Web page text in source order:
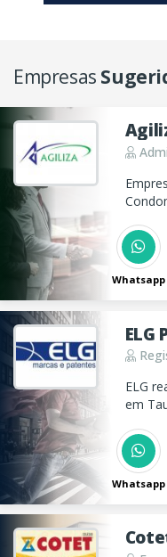
Empresas
Whatsapp
ELG
ELG
em
Whatsapp